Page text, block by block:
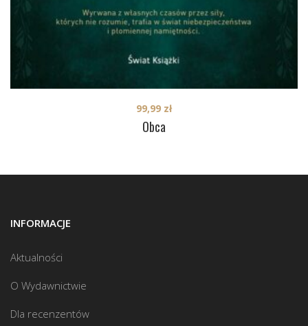
Obca
99,99 zł
INFORMACJE
Aktualności
O Wydawnictwie
Dla recenzentów